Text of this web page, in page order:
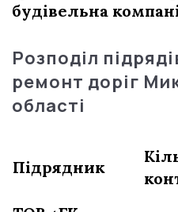
будівельна
Розподіл
ремонт доріг
області
Підрядник